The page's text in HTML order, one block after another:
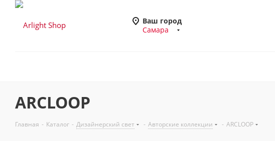
Ваш город
Самара
ARCLOOP
Главная - Каталог - Дизайнерский свет - Авторские коллекции - ARCLOOP